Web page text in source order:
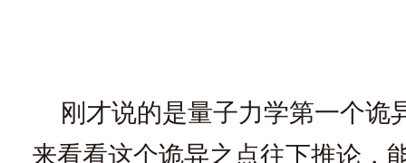
刚才说的是量子力学第一个诡
来看看这个诡异之点往下推论，